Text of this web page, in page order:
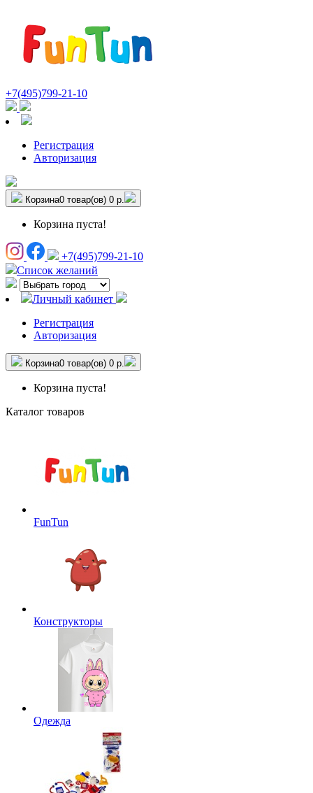
+7(495)799-21-10
Регистрация
Авторизация
Корзина0 товар(ов) 0 р.
Корзина пуста!
+7(495)799-21-10
Список желаний
Личный кабинет
Регистрация
Авторизация
Корзина0 товар(ов) 0 р.
Корзина пуста!
Каталог товаров
FunTun
Конструкторы
Одежда